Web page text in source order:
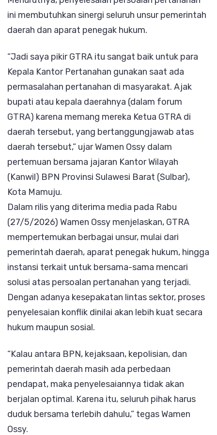
ini membutuhkan sinergi seluruh unsur pemerintah
daerah dan aparat penegak hukum.
“Jadi saya pikir GTRA itu sangat baik untuk para
Kepala Kantor Pertanahan gunakan saat ada
permasalahan pertanahan di masyarakat. Ajak
bupati atau kepala daerahnya (dalam forum
GTRA) karena memang mereka Ketua GTRA di
daerah tersebut, yang bertanggungjawab atas
daerah tersebut,” ujar Wamen Ossy dalam
pertemuan bersama jajaran Kantor Wilayah
(Kanwil) BPN Provinsi Sulawesi Barat (Sulbar),
Kota Mamuju.
Dalam rilis yang diterima media pada Rabu
(27/5/2026) Wamen Ossy menjelaskan, GTRA
mempertemukan berbagai unsur, mulai dari
pemerintah daerah, aparat penegak hukum, hingga
instansi terkait untuk bersama-sama mencari
solusi atas persoalan pertanahan yang terjadi.
Dengan adanya kesepakatan lintas sektor, proses
penyelesaian konflik dinilai akan lebih kuat secara
hukum maupun sosial.
“Kalau antara BPN, kejaksaan, kepolisian, dan
pemerintah daerah masih ada perbedaan
pendapat, maka penyelesaiannya tidak akan
berjalan optimal. Karena itu, seluruh pihak harus
duduk bersama terlebih dahulu,” tegas Wamen
Ossy.